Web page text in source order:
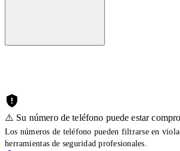
⚠️ Su número de teléfono puede estar
Los números de teléfono pueden filtrarse en
herramientas de seguridad profesionales.